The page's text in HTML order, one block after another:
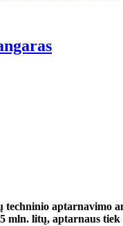
aptarnavimo
mln. litų, aptarnaus